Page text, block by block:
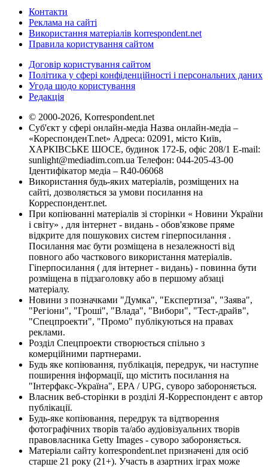
Контакти
Реклама на сайті
Використання матеріалів korrespondent.net
Правила користування сайтом
Договір користування сайтом
Політика у сфері конфіденційності і персональних даних
Угода щодо користування
Редакція
© 2000-2026, Korrespondent.net
Суб'єкт у сфері онлайн-медіа Назва онлайн-медіа –
«КореспонденТ.net» Адреса: 02091, місто Київ,
ХАРКІВСЬКЕ ШОСЕ, будинок 172-Б, офіс 208/1 E-mail:
sunlight@mediadim.com.ua Телефон: 044-205-43-00
Ідентифікатор медіа – R40-06068
Використання будь-яких матеріалів, розміщених на
сайті, дозволяється за умови посилання на
Корреспондент.net.
При копіюванні матеріалів зі сторінки « Новини України
і світу» , для інтернет - видань - обов'язкове пряме
відкрите для пошукових систем гіперпосилання .
Посилання має бути розміщена в незалежності від
повного або часткового використання матеріалів.
Гіперпосилання ( для інтернет - видань) - повинна бути
розміщена в підзаголовку або в першому абзаці
матеріалу.
Новини з позначками "Думка", "Експертиза", "Заява",
"Регіони", "Гроші", "Влада", "Вибори", "Тест-драйв",
"Спецпроекти", "Промо" публікуються на правах
реклами.
Розділ Спецпроекти створюється спільно з
комерційними партнерами.
Будь яке копіювання, публікація, передрук, чи наступне
поширення інформації, що містить посилання на
"Інтерфакс-Україна", EPA / UPG, суворо забороняється.
Власник веб-сторінки в розділі Я-Корреспондент є автор
публікації.
Будь-яке копіювання, передрук та відтворення
фотографічних творів та/або аудіовізуальних творів
правовласника Getty Images - суворо забороняється.
Матеріали сайту korrespondent.net призначені для осіб
старше 21 року (21+). Участь в азартних іграх може